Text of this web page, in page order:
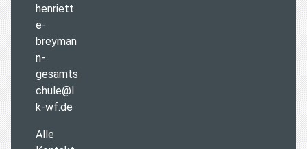
henriett
e-
breyman
n-
gesamts
chule@l
k-wf.de
Alle